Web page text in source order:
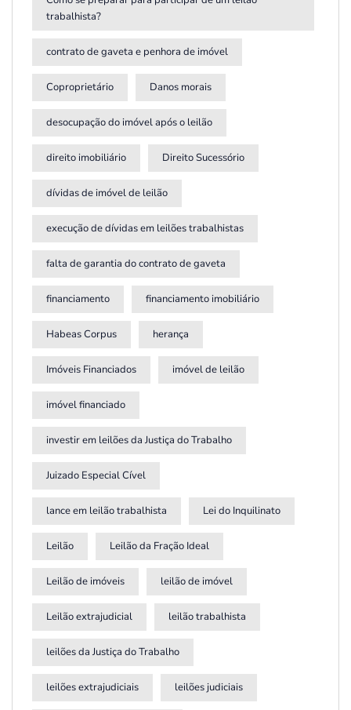
trabalhista?
contrato de gaveta e penhora de imóvel
Coproprietário Danos morais
desocupação do imóvel após o leilão
direito imobiliário Direito Sucessório
dívidas de imóvel de leilão
execução de dívidas em leilões trabalhistas
falta de garantia do contrato de gaveta
financiamento financiamento imobiliário
Habeas Corpus herança
Imóveis Financiados imóvel de leilão
imóvel financiado
investir em leilões da Justiça do Trabalho
Juizado Especial Cível
lance em leilão trabalhista Lei do Inquilinato
Leilão Leilão da Fração Ideal
Leilão de imóveis leilão de imóvel
Leilão extrajudicial leilão trabalhista
leilões da Justiça do Trabalho
leilões extrajudiciais leilões judiciais